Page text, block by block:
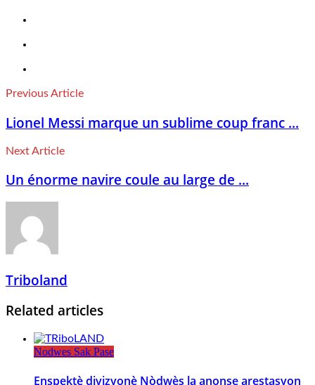
Previous Article
Lionel Messi marque un sublime coup franc ...
Next Article
Un énorme navire coule au large de ...
Triboland
Related articles
Nodwes Sak Pase
Enspektè divizyonè Nòdwès la anonse arestasyon